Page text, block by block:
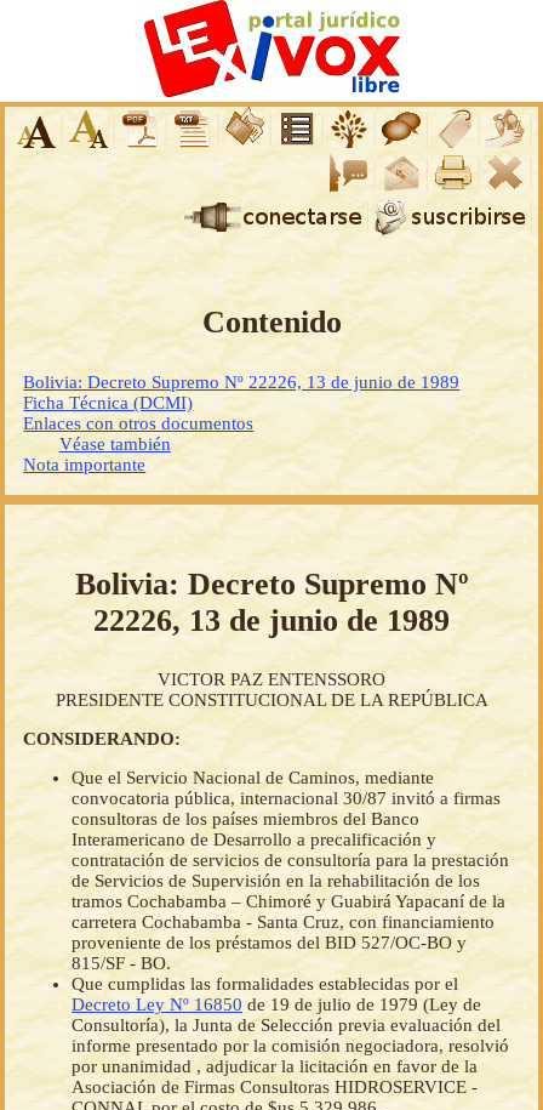
Contenido
Bolivia: Decreto Supremo Nº 22226, 13 de junio de 1989
Ficha Técnica (DCMI)
Enlaces con otros documentos
Véase también
Nota importante
Bolivia: Decreto Supremo Nº
22226, 13 de junio de 1989
VICTOR PAZ ENTENSSORO
PRESIDENTE CONSTITUCIONAL DE LA REPÚBLICA
CONSIDERANDO:
Que el Servicio Nacional de Caminos, mediante
convocatoria pública, internacional 30/87 invitó a firmas
consultoras de los países miembros del Banco
Interamericano de Desarrollo a precalificación y
contratación de servicios de consultoría para la prestación
de Servicios de Supervisión en la rehabilitación de los
tramos Cochabamba – Chimoré y Guabirá Yapacaní de la
carretera Cochabamba - Santa Cruz, con financiamiento
proveniente de los préstamos del BID 527/OC-BO y
815/SF - BO.
Que cumplidas las formalidades establecidas por el
Decreto Ley Nº 16850 de 19 de julio de 1979 (Ley de
Consultoría), la Junta de Selección previa evaluación del
informe presentado por la comisión negociadora, resolvió
por unanimidad , adjudicar la licitación en favor de la
Asociación de Firmas Consultoras HIDROSERVICE -